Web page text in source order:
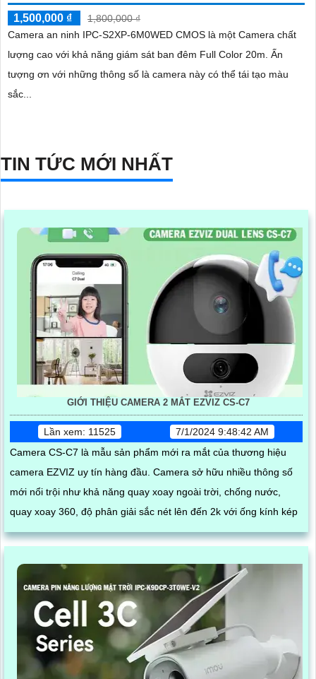
1,500,000 ₫
1,800,000 ₫
Camera an ninh IPC-S2XP-6M0WED CMOS là một Camera chất
lượng cao với khả năng giám sát ban đêm Full Color 20m. Ấn
tượng ơn với những thông số là camera này có thể tái tạo màu
sắc...
TIN TỨC MỚI NHẤT
GIỚI THIỆU CAMERA 2 MẮT EZVIZ CS-C7
Lần xem: 11525
7/1/2024 9:48:42 AM
Camera CS-C7 là mẫu sản phẩm mới ra mắt của thương hiệu
camera EZVIZ uy tín hàng đầu. Camera sở hữu nhiều thông số
mới nổi trội như khả năng quay xoay ngoài trời, chống nước,
quay xoay 360, độ phân giải sắc nét lên đến 2k với ống kính kép